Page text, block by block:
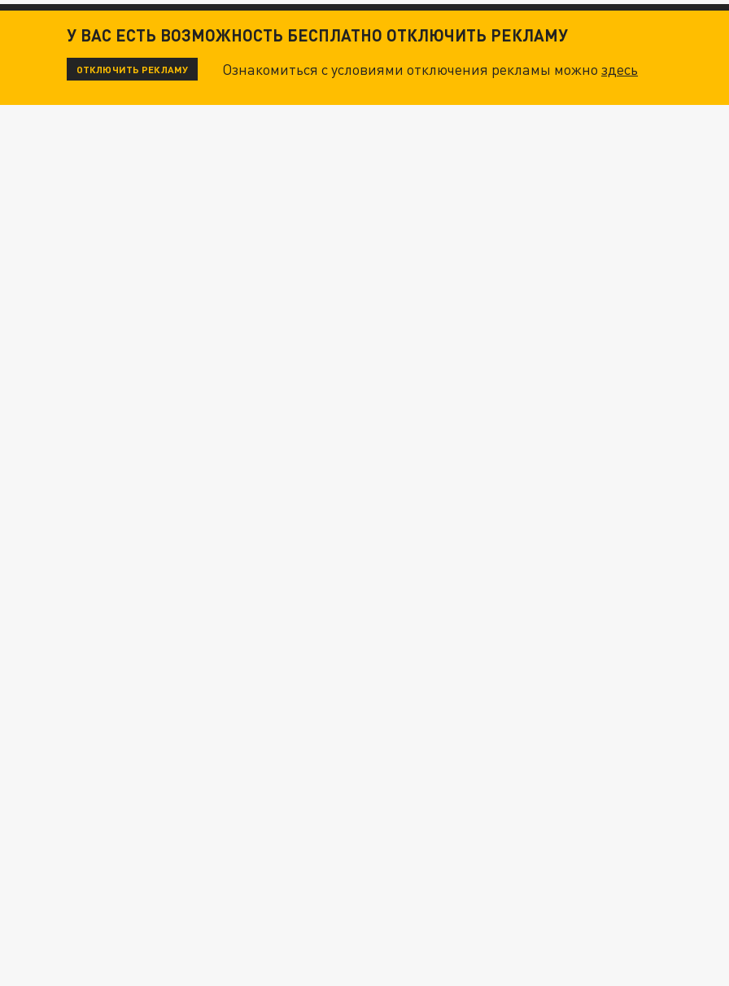
У ВАС ЕСТЬ ВОЗМОЖНОСТЬ БЕСПЛАТНО ОТКЛЮЧИТЬ РЕКЛАМУ
ОТКЛЮЧИТЬ РЕКЛАМУ Ознакомиться с условиями отключения рекламы можноздесь